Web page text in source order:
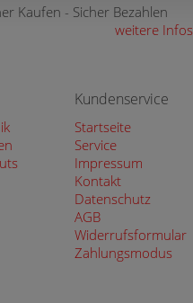
Kaufen - Sicher Bezahlen
weitere Infos
Kundenservice
Startseite
Service
Impressum
Kontakt
Datenschutz
AGB
Widerrufsformular
Zahlungsmodus